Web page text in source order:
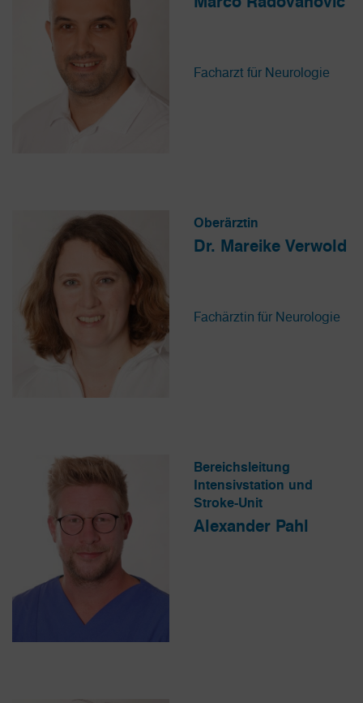
Facharzt für Neurologie
Oberärztin
Dr. Mareike Verwold
Fachärztin für Neurologie
Bereichsleitung
Intensivstation und
Stroke-Unit
Alexander Pahl